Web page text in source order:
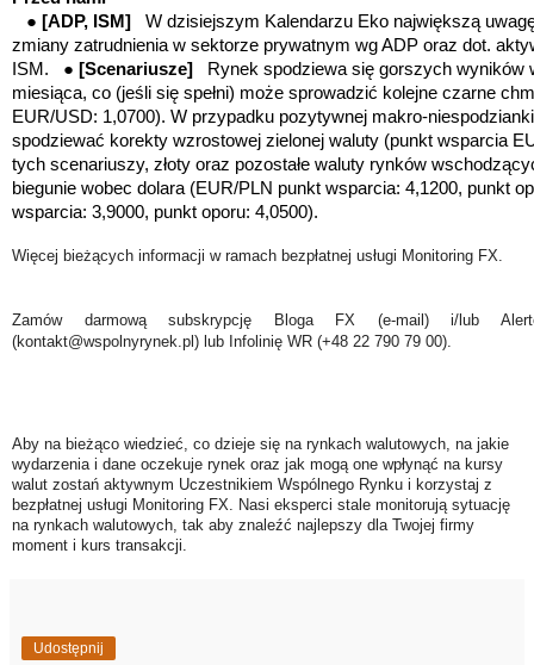
● [ADP, ISM] W dzisiejszym Kalendarzu Eko największą
zmiany zatrudnienia w sektorze prywatnym wg ADP oraz dot.
ISM. ● [Scenariusze]
Rynek spodziewa się gorszych wyników
miesiąca, co (jeśli się spełni) może sprowadzić kolejne czarne
EUR/USD: 1,0700). W przypadku pozytywnej makro-
spodziewać korekty wzrostowej zielonej waluty (punkt wsparcia
tych scenariuszy, złoty oraz pozostałe waluty rynków
biegunie wobec dolara (EUR/PLN punkt wsparcia: 4,1200, punkt
wsparcia: 3,9000, punkt oporu: 4,0500).
Więcej bieżących informacji w ramach bezpłatnej usługi Monitoring FX.
Zamów darmową subskrypcję Bloga FX (e-mail) i/lub
(kontakt@wspolnyrynek.pl) lub Infolinię WR (+48 22 790 79 00).
Aby na bieżąco wiedzieć, co dzieje się na rynkach walutowych, na jakie
wydarzenia i dane oczekuje rynek oraz jak mogą one wpłynąć na kursy
walut zostań aktywnym Uczestnikiem Wspólnego Rynku i korzystaj z
bezpłatnej usługi Monitoring FX. Nasi eksperci stale monitorują sytuację
na rynkach walutowych, tak aby znaleźć najlepszy dla Twojej firmy
moment i kurs transakcji.
Udostępnij